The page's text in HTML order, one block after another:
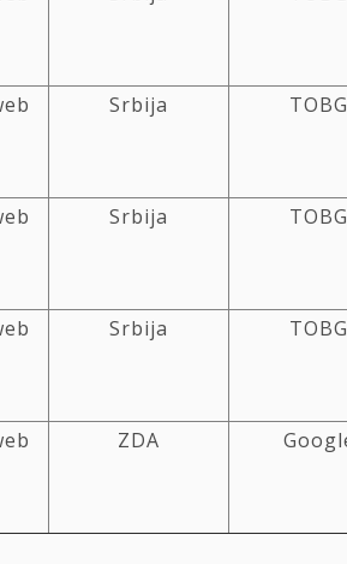
Srbija TOBG
Srbija TOBG
Srbija TOBG
ZDA